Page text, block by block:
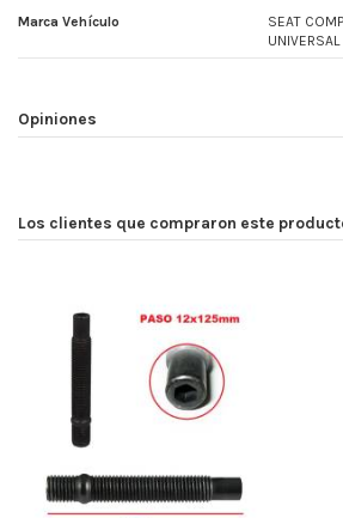
Marca Vehículo
SEAT
UNIVERSAL
Opiniones
Los clientes que compraron este